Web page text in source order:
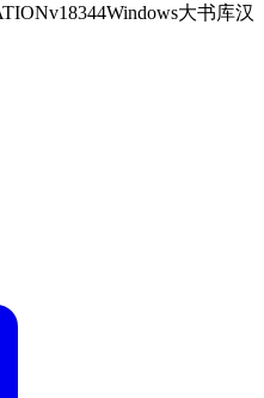
大书库汉